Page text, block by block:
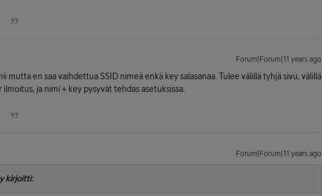
Forum|Forum|11 years ago
mutta en saa vaihdettua SSID nimeä enkä key salasanaa. Tulee välillä tyhjä sivu, välillä
ja nimi + key pysyvät tehdas asetuksissa.
Forum|Forum|11 years ago
kirjoitti: